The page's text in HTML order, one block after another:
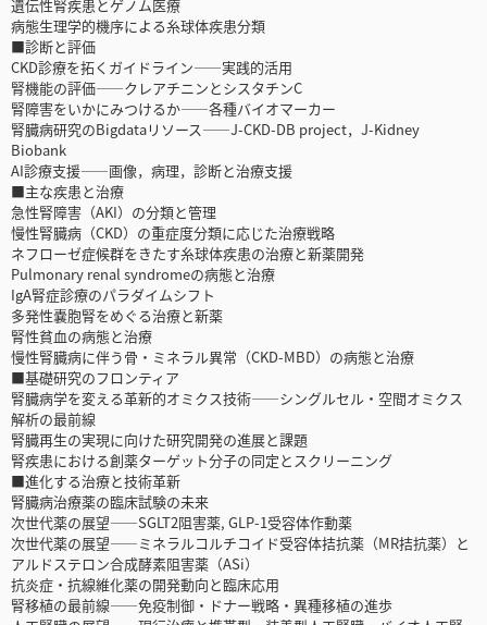
遺伝性腎疾患とゲノム医療
病態生理学的機序による糸球体疾患分類
■診断と評価
CKD診療を拓くガイドライン――実践的活用
腎機能の評価――クレアチニンとシスタチンC
腎障害をいかにみつけるか――各種バイオマーカー
腎臓病研究のBigdataリソース――J-CKD-DB project，J-Kidney
Biobank
AI診療支援――画像，病理，診断と治療支援
■主な疾患と治療
急性腎障害（AKI）の分類と管理
慢性腎臓病（CKD）の重症度分類に応じた治療戦略
ネフローゼ症候群をきたす糸球体疾患の治療と新薬開発
Pulmonary renal syndromeの病態と治療
IgA腎症診療のパラダイムシフト
多発性嚢胞腎をめぐる治療と新薬
腎性貧血の病態と治療
慢性腎臓病に伴う骨・ミネラル異常（CKD-MBD）の病態と治療
■基礎研究のフロンティア
腎臓病学を変える革新的オミクス技術――シングルセル・空間オミクス
解析の最前線
腎臓再生の実現に向けた研究開発の進展と課題
腎疾患における創薬ターゲット分子の同定とスクリーニング
■進化する治療と技術革新
腎臓病治療薬の臨床試験の未来
次世代薬の展望――SGLT2阻害薬, GLP-1受容体作動薬
次世代薬の展望――ミネラルコルチコイド受容体拮抗薬（MR拮抗薬）と
アルドステロン合成酵素阻害薬（ASi）
抗炎症・抗線維化薬の開発動向と臨床応用
腎移植の最前線――免疫制御・ドナー戦略・異種移植の進歩